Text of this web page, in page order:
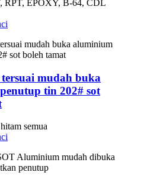
RPT, EPOXY, B-64, CDL
mudah buka
tin 202# sot
semua